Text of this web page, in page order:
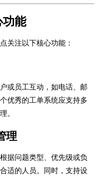
功能
关注以下核心功能：
或员工互动，如电话、邮
优秀的工单系统应支持多
。
理
据问题类型、优先级或负
适的人员。同时，支持设